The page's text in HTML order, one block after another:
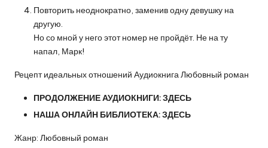
Повторить неоднократно, заменив одну девушку на
другую.
Но со мной у него этот номер не пройдёт. Не на ту
напал, Марк!
Рецепт идеальных отношений Аудиокнига Любовный роман
ПРОДОЛЖЕНИЕ АУДИОКНИГИ:ЗДЕСЬ
НАША ОНЛАЙН БИБЛИОТЕКА:ЗДЕСЬ
Жанр: Любовный роман